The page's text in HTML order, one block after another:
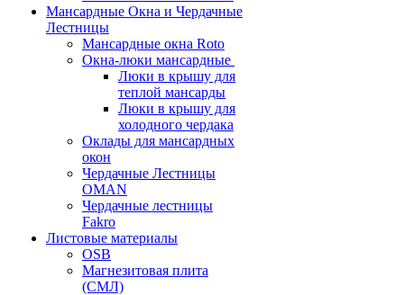
Мансардные Окна и Чердачные
Лестницы
Мансардные окна Roto
Окна-люки мансардные
Люки в крышу для
теплой мансарды
Люки в крышу для
холодного чердака
Оклады для мансардных
окон
Чердачные Лестницы
OMAN
Чердачные лестницы
Fakro
Листовые материалы
OSB
Магнезитовая плита
(СМЛ)